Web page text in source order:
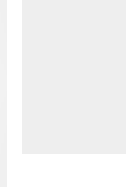
dove